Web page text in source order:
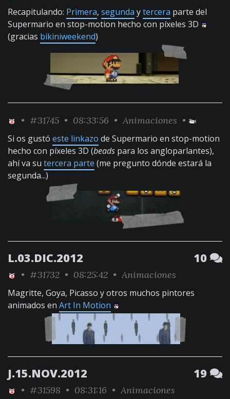
Recapitulando: Primera, segunda ytercera parte del
Supermario en stop-motion hecho con píxeles 3D
(gracias bikiniweekend)
• #31745 • 08:33:56 • Animaciones •
Si os gustó este linkazo de Supermario en stop-motion
hecho con píxeles 3D (beads para los angloparlantes),
ahí va su tercera parte (me pregunto dónde estará la
segunda...)
L.03.DIC.2012 10
• #31732 • 08:25:42 • Animaciones
Magritte, Goya, Picasso y otros muchos pintores
animados en Art In Motion
J.15.NOV.2012 19
• #31598 • 08:31:16 • Animaciones